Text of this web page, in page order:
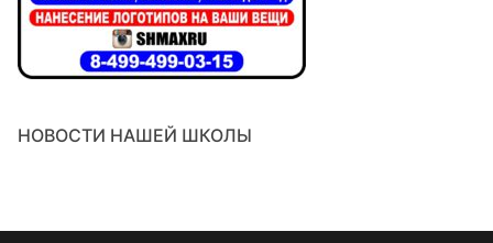
НОВОСТИ НАШЕЙ ШКОЛЫ